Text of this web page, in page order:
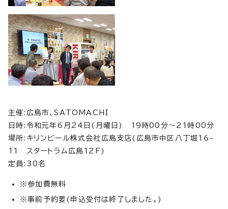
主催:広島市、SATOMACHI
日時:令和元年6月24日(月曜日) 19時00分～21時00分
場所:キリンビール株式会社広島支店(広島市中区八丁堀16-
11 スタートラム広島12F)
定員:30名
※参加費無料
※事前予約要(申込受付は終了しました。)